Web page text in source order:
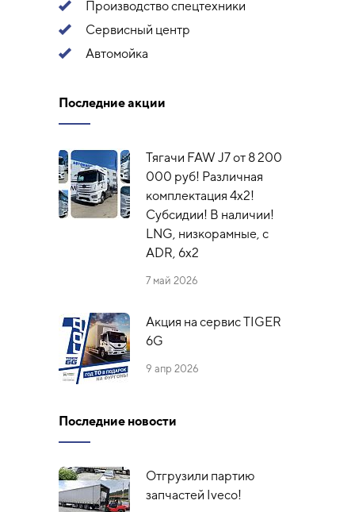
Производство спецтехники
Сервисный центр
Автомойка
Последние акции
Тягачи FAW J7 от 8 200
000 руб! Различная
комплектация 4х2!
Субсидии! В наличии!
LNG, низкорамные, с
ADR, 6x2
7 май 2026
Акция на сервис TIGER
6G
9 апр 2026
Последние новости
Отгрузили партию
запчастей Iveco!